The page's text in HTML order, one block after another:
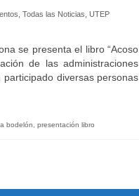
Todas las Noticias UTEP
se presenta el libro “Acoso
de las administraciones
diversas personas
bodelón presentación libro